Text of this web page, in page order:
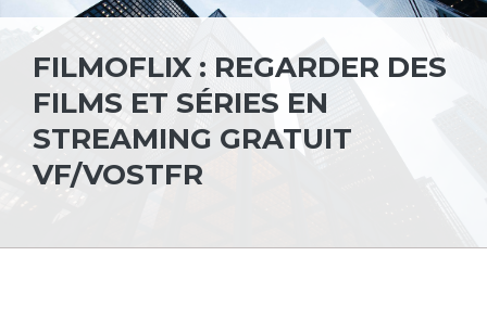
FILMOFLIX : REGARDER DES
FILMS ET SÉRIES EN
STREAMING GRATUIT
VF/VOSTFR